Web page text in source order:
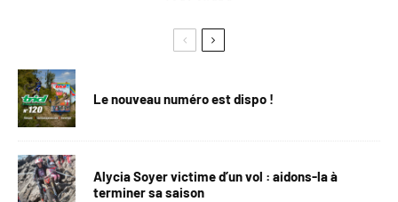
Le nouveau numéro est dispo !
Alycia Soyer victime d’un vol : aidons-la à
terminer sa saison